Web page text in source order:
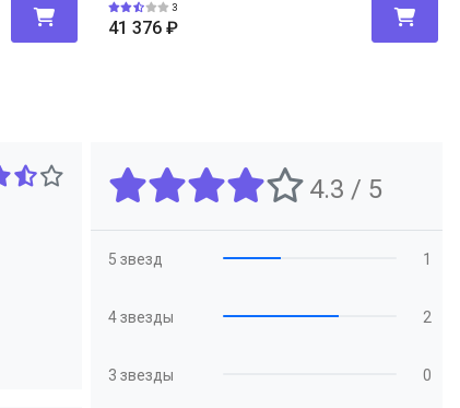
3
41 376 ₽
4.3 / 5
5 звезд 1
4 звезды 2
3 звезды 0